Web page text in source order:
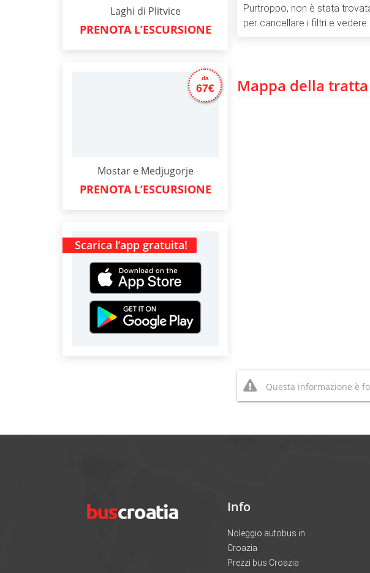
Laghi di Plitvice
PRENOTA L’ESCURSIONE
Mostar e Medjugorje
da
67€
PRENOTA L’ESCURSIONE
Scarica l’app gratuita!
Purtroppo, non è stata
per cancellare i filtri e
Mappa della
Questa informazione è
Info
Noleggio autobus in
Croazia
Prezzi bus Croazia